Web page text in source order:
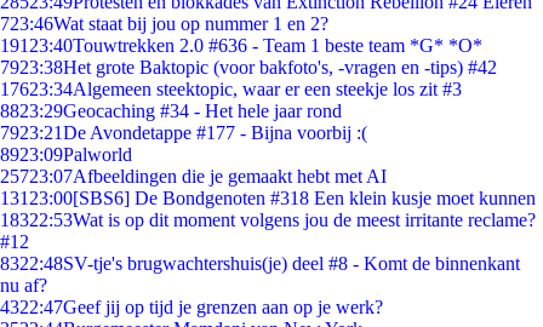
723:46Wat staat bij jou op nummer 1 en 2?
191 23:40Touwtrekken 2.0 #636 - Team 1 beste team *G* *O*
7923:38Het grote Baktopic (voor bakfoto's, -vragen en -tips) #42
17623:34Algemeen steektopic, waar er een steekje los zit #3
8823:29Geocaching #34 - Het hele jaar rond
7923:21De Avondetappe #177 - Bijna voorbij :(
8923:09Palworld
25723:07Afbeeldingen die je gemaakt hebt met AI
131 23:00[SBS6] De Bondgenoten #318 Een klein kusje moet kunnen
18322:53Wat is op dit moment volgens jou de meest irritante reclame?
#12
8322:48SV-tje's brugwachtershuis(je) deel #8 - Komt de binnenkant
nu af?
4322:47Geef jij op tijd je grenzen aan op je werk?